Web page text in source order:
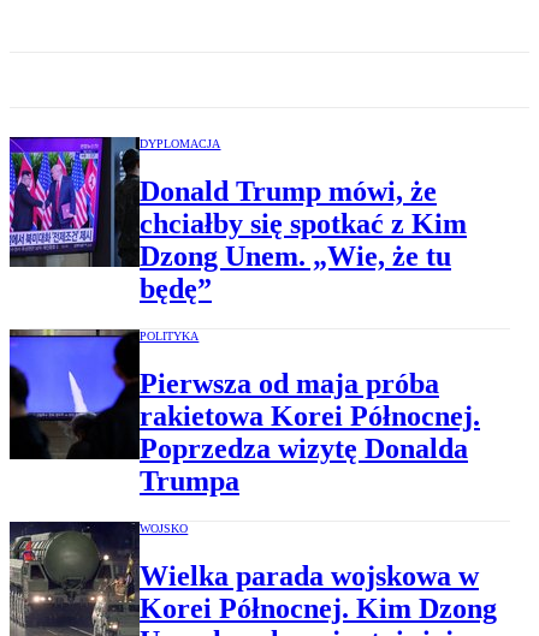
DYPLOMACJA
Donald Trump mówi, że
chciałby się spotkać z Kim
Dzong Unem. „Wie, że tu
będę”
POLITYKA
Pierwsza od maja próba
rakietowa Korei Północnej.
Poprzedza wizytę Donalda
Trumpa
WOJSKO
Wielka parada wojskowa w
Korei Północnej. Kim Dzong